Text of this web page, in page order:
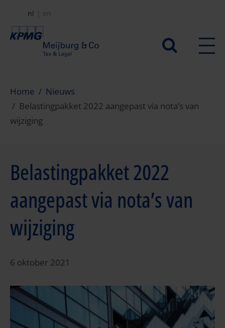
naar
Secundair
nl en
Home
Nieuws
Belastingpakket 2022 aangepast via nota’s van
wijziging
Belastingpakket 2022
aangepast via nota’s van
wijziging
6 oktober 2021